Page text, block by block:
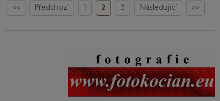
<< Předchozí 1 2 3 Následující >>